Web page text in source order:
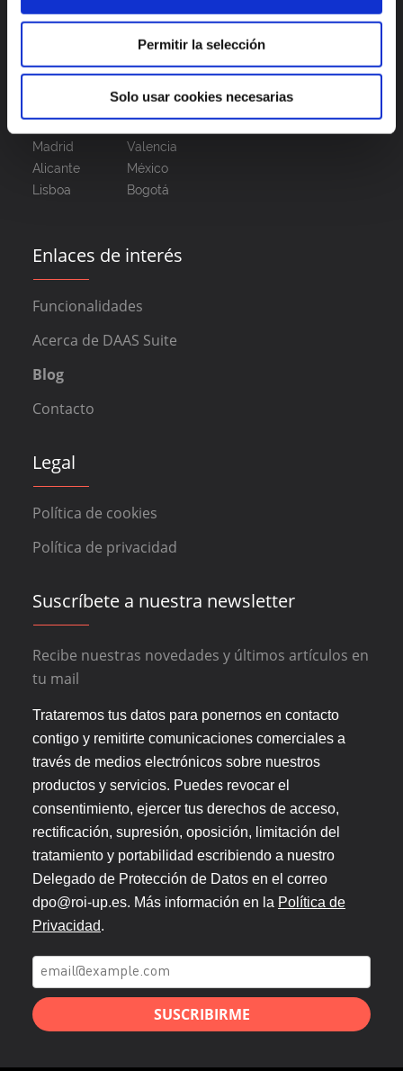
Permitir la selección
Solo usar cookies necesarias
Madrid
Valencia
Alicante
México
Lisboa
Bogotá
Enlaces de interés
Funcionalidades
Acerca de DAAS Suite
Blog
Contacto
Legal
Política de cookies
Política de privacidad
Suscríbete a nuestra newsletter
Recibe nuestras novedades y últimos artículos en
tu mail
Trataremos tus datos para ponernos en contacto
contigo y remitirte comunicaciones comerciales a
través de medios electrónicos sobre nuestros
productos y servicios. Puedes revocar el
consentimiento, ejercer tus derechos de acceso,
rectificación, supresión, oposición, limitación del
tratamiento y portabilidad escribiendo a nuestro
Delegado de Protección de Datos en el correo
dpo@roi-up.es. Más información en la Política de
Privacidad.
SUSCRIBIRME